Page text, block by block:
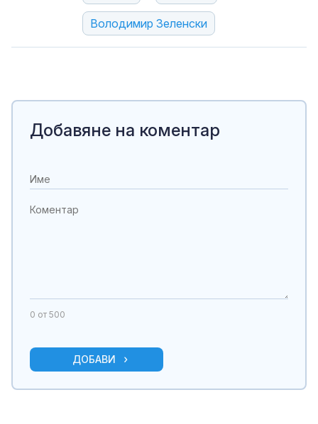
Володимир Зеленски
Добавяне на коментар
0 от 500
ДОБАВИ